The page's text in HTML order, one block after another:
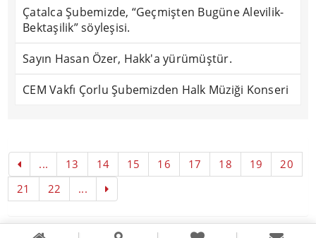
Çatalca Şubemizde, “Geçmişten Bugüne Alevilik-
Bektaşilik” söyleşisi.
Sayın Hasan Özer, Hakk'a yürümüştür.
CEM Vakfı Çorlu Şubemizden Halk Müziği Konseri
... 13 14 15 16 17 18 19
20
21
22 ...